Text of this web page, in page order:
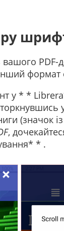
PDF-
формат
у * *
(значок
,
* .